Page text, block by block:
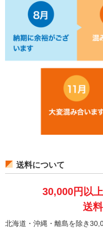
送料について
30,000円以
送
北海道・沖縄・離島を除き